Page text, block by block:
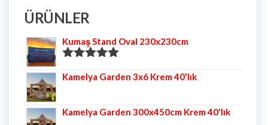
ÜRÜNLER
Kumaş Stand Oval 230x230cm
5.00oy aldı
Kamelya Garden 3x6 Krem 40'lık
Kamelya Garden 300x450cm Krem 40'lık